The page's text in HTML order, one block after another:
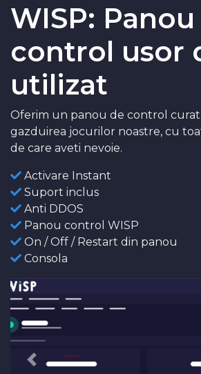
WISP:
control usor
utilizat
Oferim un panou de control
gazduirea jocurilor noastre, cu
de care aveti nevoie.
Activare Instant
Suport inclus
Anti DDOS
Panou control WISP
On / Off / Restart din panou
Consola
Previous